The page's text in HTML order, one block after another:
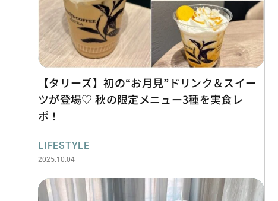
【タリーズ】初の“お月見”ドリンク＆スイー
ツが登場♡ 秋の限定メニュー3種を実食レ
ポ！
LIFESTYLE
2025.10.04